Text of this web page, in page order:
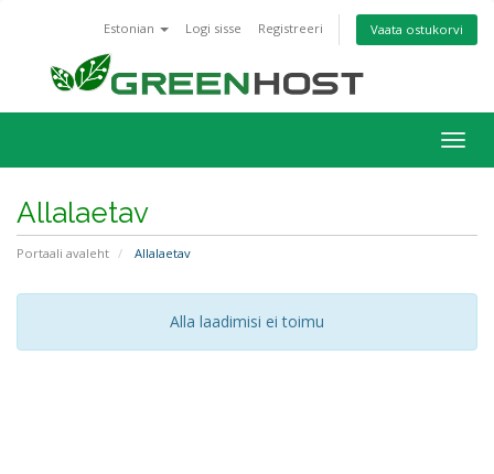
Estonian Logi sisse Registreeri Vaata ostukorvi
Allalaetav
Portaali avaleht Allalaetav
Alla laadimisi ei toimu